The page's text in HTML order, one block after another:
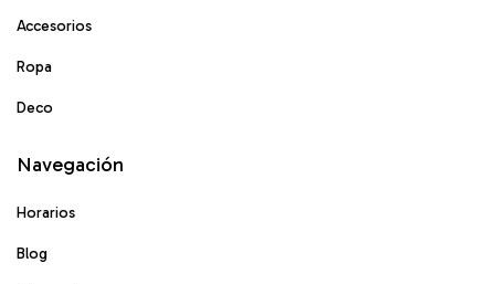
Accesorios
Ropa
Deco
Navegación
Horarios
Blog